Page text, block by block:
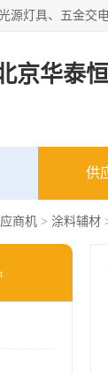
京华泰
供
商机 > 涂料辅材